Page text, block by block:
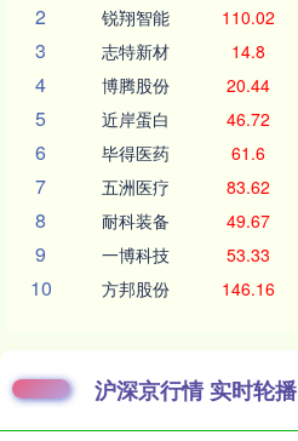
2 锐翔智能 110.02
3 志特新材 14.8
4 博腾股份 20.44
5 近岸蛋白 46.72
6 毕得医药 61.6
7 五洲医疗 83.62
8 耐科装备 49.67
9 一博科技 53.33
10 方邦股份 146.16
沪深京行情 实时轮播